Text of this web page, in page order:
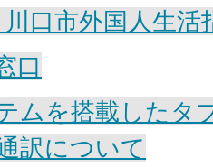
口市外国人生活
口
ムを搭載したタ
訳について